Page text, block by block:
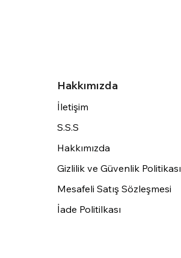
Hakkımızda
İletişim
S.S.S
Hakkımızda
Gizlilik ve Güvenlik Politikası
Mesafeli Satış Sözleşmesi
İade Politilkası